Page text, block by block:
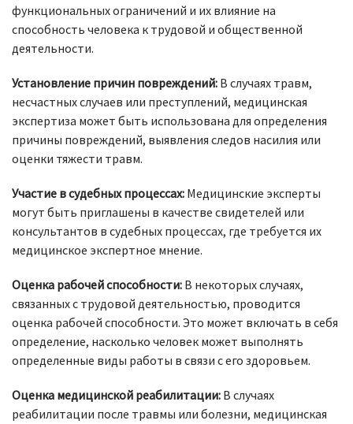
функциональных ограничений и их влияние на
способность человека к трудовой и общественной
деятельности.
Установление причин повреждений: В случаях травм,
несчастных случаев или преступлений, медицинская
экспертиза может быть использована для определения
причины повреждений, выявления следов насилия или
оценки тяжести травм.
Участие в судебных процессах: Медицинские эксперты
могут быть приглашены в качестве свидетелей или
консультантов в судебных процессах, где требуется их
медицинское экспертное мнение.
Оценка рабочей способности: В некоторых случаях,
связанных с трудовой деятельностью, проводится
оценка рабочей способности. Это может включать в себя
определение, насколько человек может выполнять
определенные виды работы в связи с его здоровьем.
Оценка медицинской реабилитации: В случаях
реабилитации после травмы или болезни, медицинская